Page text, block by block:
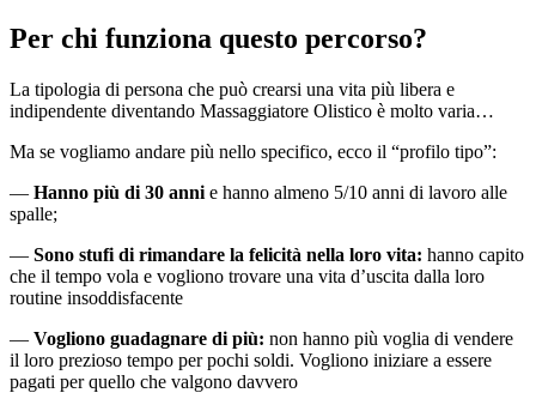
Per chi funziona questo percorso?
La tipologia di persona che può crearsi una vita più libera e
indipendente diventando Massaggiatore Olistico è molto varia…
Ma se vogliamo andare più nello specifico, ecco il “profilo tipo”:
— Hanno più di 30 anni e hanno almeno 5/10 anni di lavoro alle
spalle;
— Sono stufi di rimandare la felicità nella loro vita: hanno capito
che il tempo vola e vogliono trovare una vita d’uscita dalla loro
routine insoddisfacente
— Vogliono guadagnare di più: non hanno più voglia di vendere
il loro prezioso tempo per pochi soldi. Vogliono iniziare a essere
pagati per quello che valgono davvero